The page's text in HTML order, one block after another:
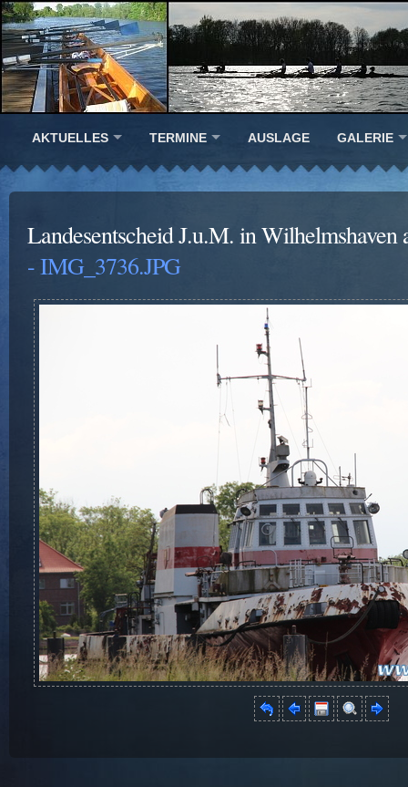
AKTUELLES TERMINE AUSLAGE GALERIE
Landesentscheid J.u.M. in Wilhelmshaven
- IMG_3736.JPG